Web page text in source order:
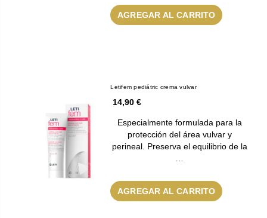
AGREGAR AL CARRITO
Letifem pediátric crema vulvar
14,90 €
Especialmente formulada para la
protección del área vulvar y
perineal. Preserva el equilibrio de la
AGREGAR AL CARRITO